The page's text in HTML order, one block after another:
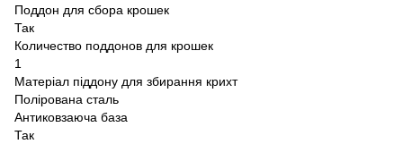
Поддон для сбора крошек
Так
Количество поддонов для крошек
1
Матеріал піддону для збирання крихт
Полірована сталь
Антиковзаюча база
Так